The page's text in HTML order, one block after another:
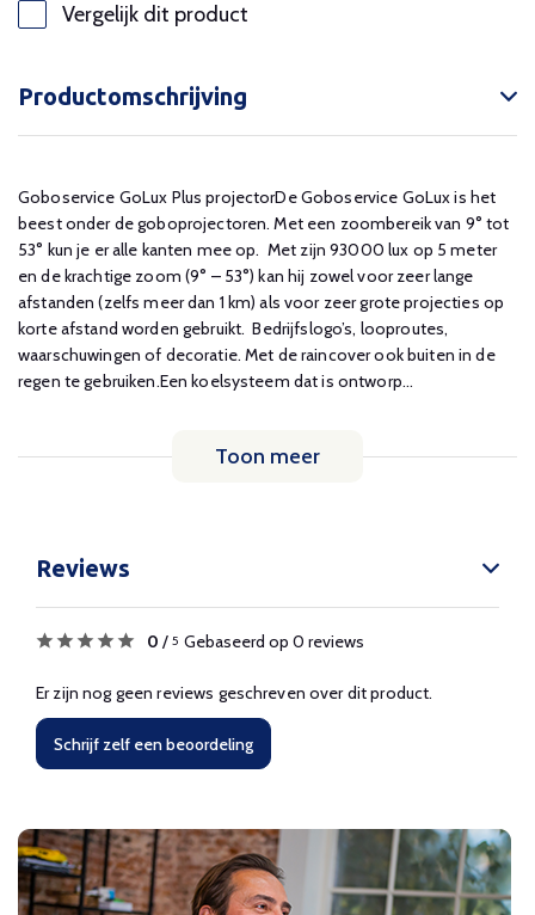
Vergelijk dit product
Productomschrijving
Goboservice GoLux Plus projectorDe Goboservice GoLux is het
beest onder de goboprojectoren. Met een zoombereik van 9° tot
53° kun je er alle kanten mee op. Met zijn 93000 lux op 5 meter
en de krachtige zoom (9° – 53°) kan hij zowel voor zeer lange
afstanden (zelfs meer dan 1 km) als voor zeer grote projecties op
korte afstand worden gebruikt. Bedrijfslogo’s, looproutes,
waarschuwingen of decoratie. Met de raincover ook buiten in de
regen te gebruiken.Een koelsysteem dat is ontworp...
Toon meer
Reviews
0 / 5 Gebaseerd op 0 reviews
Er zijn nog geen reviews geschreven over dit product.
Schrijf zelf een beoordeling